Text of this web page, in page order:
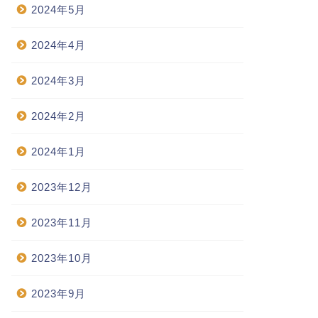
2024年5月
2024年4月
2024年3月
2024年2月
2024年1月
2023年12月
2023年11月
2023年10月
2023年9月